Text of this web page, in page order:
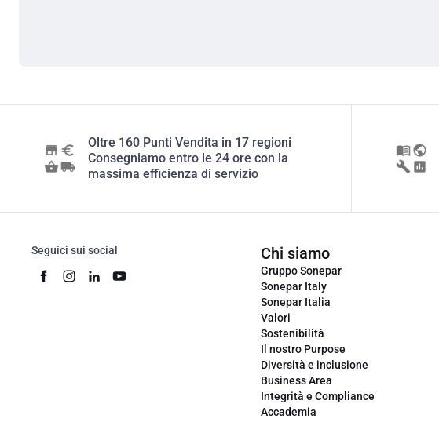
Oltre 160 Punti Vendita in 17 regioni
Consegniamo entro le 24 ore con la
massima efficienza di servizio
Seguici sui social Chi siamo
Gruppo Sonepar
Sonepar Italy
Sonepar Italia
Valori
Sostenibilità
Il nostro Purpose
Diversità e inclusione
Business Area
Integrità e Compliance
Accademia